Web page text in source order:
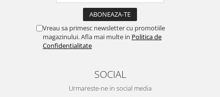
Vreau sa primesc newsletter cu promotiile
magazinului. Afla mai multe in Politica de
Confidentialitate
SOCIAL
Urmareste-ne in social media